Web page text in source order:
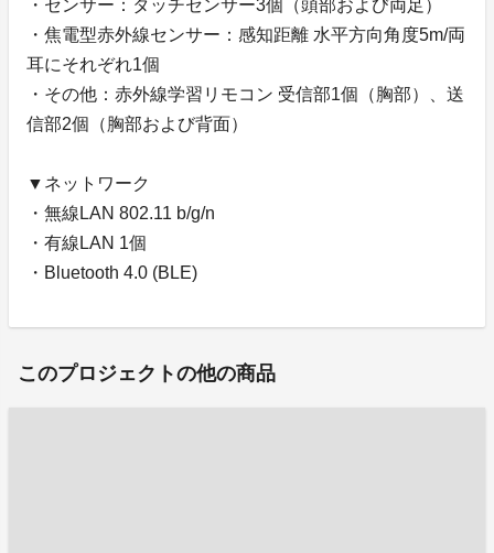
・センサー：タッチセンサー3個（頭部および両足）
・焦電型赤外線センサー：感知距離 水平方向角度5m/両
耳にそれぞれ1個
・その他：赤外線学習リモコン 受信部1個（胸部）、送
信部2個（胸部および背面）
▼ネットワーク
・無線LAN 802.11 b/g/n
・有線LAN 1個
・Bluetooth 4.0 (BLE)
このプロジェクトの他の商品